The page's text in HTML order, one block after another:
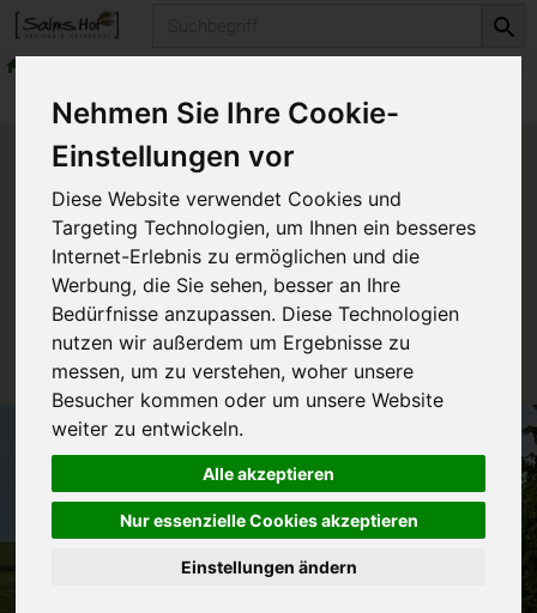
Nehmen Sie Ihre Cookie-
Einstellungen vor
Diese Website verwendet Cookies und
Targeting Technologien, um Ihnen ein besseres
Internet-Erlebnis zu ermöglichen und die
Werbung, die Sie sehen, besser an Ihre
Bedürfnisse anzupassen. Diese Technologien
nutzen wir außerdem um Ergebnisse zu
messen, um zu verstehen, woher unsere
Besucher kommen oder um unsere Website
weiter zu entwickeln.
Alle akzeptieren
Nur essenzielle Cookies akzeptieren
Einstellungen ändern
Produkte Naturkosmetika Hautpflege
Produkt "Venadoron" nicht
verfügbar.
Das von Ihnen gesuchte Produkt ist leider zur Zeit
nicht verfügbar.